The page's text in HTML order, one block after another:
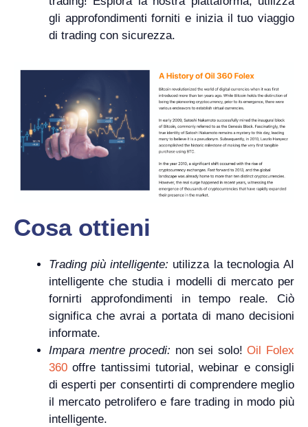
gli approfondimenti forniti e inizia il tuo viaggio
di trading con sicurezza.
Cosa ottieni
Trading più intelligente: utilizza la tecnologia AI
intelligente che studia i modelli di mercato per
fornirti approfondimenti in tempo reale. Ciò
significa che avrai a portata di mano decisioni
informate.
Impara mentre procedi: non sei solo! Oil Folex
360 offre tantissimi tutorial, webinar e consigli
di esperti per consentirti di comprendere meglio
il mercato petrolifero e fare trading in modo più
intelligente.